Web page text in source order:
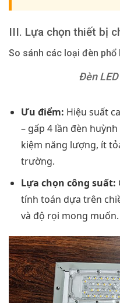
III. Lựa chọn thiết bị
So sánh các loại đèn phổ
Đèn
Ưu điểm: Hiệu suất
– gấp 4 lần đèn
kiệm năng lượng, ít
trường.
Lựa chọn công suất:
tính toán dựa trên
và độ rọi mong muốn.